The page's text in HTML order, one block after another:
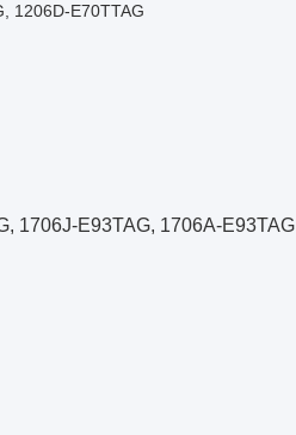
1206D-E70TTAG
1706J-E93TAG, 1706A-E93TAG